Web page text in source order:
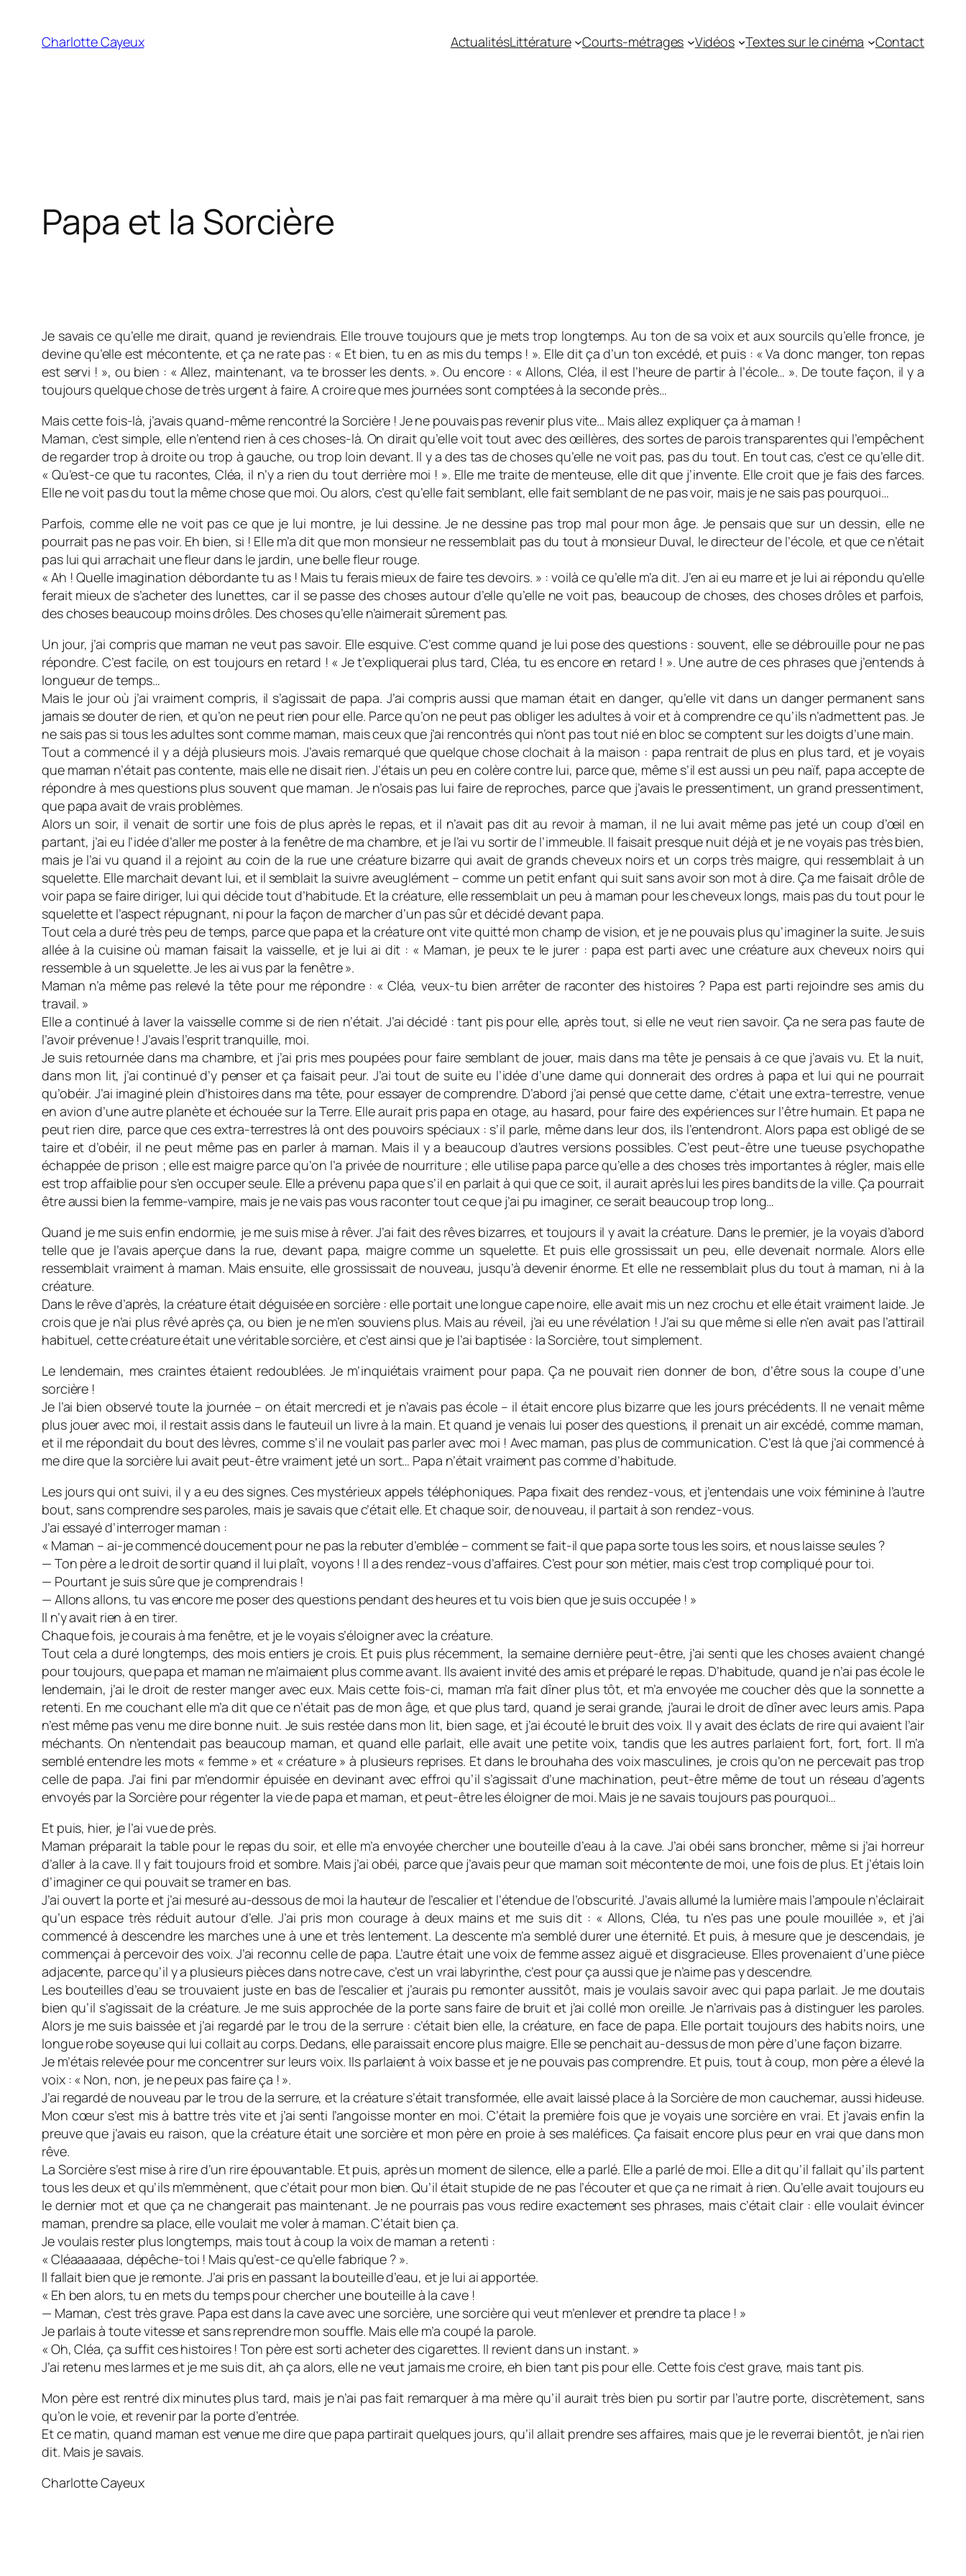
Charlotte Cayeux ActualitésLittérature Courts-métrages Vidéos Textes sur le cinéma Contact
Papa et la Sorcière
Je savais ce qu’elle me dirait, quand je reviendrais. Elle trouve toujours que je mets trop longtemps. Au ton de sa voix et aux sourcils qu’elle fronce, je
devine qu’elle est mécontente, et ça ne rate pas : « Et bien, tu en as mis du temps ! ». Elle dit ça d’un ton excédé, et puis : « Va donc manger, ton repas
est servi ! », ou bien : « Allez, maintenant, va te brosser les dents. ». Ou encore : « Allons, Cléa, il est l’heure de partir à l’école… ». De toute façon, il y a
toujours quelque chose de très urgent à faire. A croire que mes journées sont comptées à la seconde près…
Mais cette fois-là, j’avais quand-même rencontré la Sorcière ! Je ne pouvais pas revenir plus vite… Mais allez expliquer ça à maman !
Maman, c’est simple, elle n’entend rien à ces choses-là. On dirait qu’elle voit tout avec des œillères, des sortes de parois transparentes qui l’empêchent
de regarder trop à droite ou trop à gauche, ou trop loin devant. Il y a des tas de choses qu’elle ne voit pas, pas du tout. En tout cas, c’est ce qu’elle dit.
« Qu’est-ce que tu racontes, Cléa, il n’y a rien du tout derrière moi ! ». Elle me traite de menteuse, elle dit que j’invente. Elle croit que je fais des farces.
Elle ne voit pas du tout la même chose que moi. Ou alors, c’est qu’elle fait semblant, elle fait semblant de ne pas voir, mais je ne sais pas pourquoi…
Parfois, comme elle ne voit pas ce que je lui montre, je lui dessine. Je ne dessine pas trop mal pour mon âge. Je pensais que sur un dessin, elle ne
pourrait pas ne pas voir. Eh bien, si ! Elle m’a dit que mon monsieur ne ressemblait pas du tout à monsieur Duval, le directeur de l’école, et que ce n’était
pas lui qui arrachait une fleur dans le jardin, une belle fleur rouge.
« Ah ! Quelle imagination débordante tu as ! Mais tu ferais mieux de faire tes devoirs. » : voilà ce qu’elle m’a dit. J’en ai eu marre et je lui ai répondu qu’elle
ferait mieux de s’acheter des lunettes, car il se passe des choses autour d’elle qu’elle ne voit pas, beaucoup de choses, des choses drôles et parfois,
des choses beaucoup moins drôles. Des choses qu’elle n’aimerait sûrement pas.
Un jour, j’ai compris que maman ne veut pas savoir. Elle esquive. C’est comme quand je lui pose des questions : souvent, elle se débrouille pour ne pas
répondre. C’est facile, on est toujours en retard ! « Je t’expliquerai plus tard, Cléa, tu es encore en retard ! ». Une autre de ces phrases que j’entends à
longueur de temps…
Mais le jour où j’ai vraiment compris, il s’agissait de papa. J’ai compris aussi que maman était en danger, qu’elle vit dans un danger permanent sans
jamais se douter de rien, et qu’on ne peut rien pour elle. Parce qu’on ne peut pas obliger les adultes à voir et à comprendre ce qu’ils n’admettent pas. Je
ne sais pas si tous les adultes sont comme maman, mais ceux que j’ai rencontrés qui n’ont pas tout nié en bloc se comptent sur les doigts d’une main.
Tout a commencé il y a déjà plusieurs mois. J’avais remarqué que quelque chose clochait à la maison : papa rentrait de plus en plus tard, et je voyais
que maman n’était pas contente, mais elle ne disait rien. J’étais un peu en colère contre lui, parce que, même s’il est aussi un peu naïf, papa accepte de
répondre à mes questions plus souvent que maman. Je n’osais pas lui faire de reproches, parce que j’avais le pressentiment, un grand pressentiment,
que papa avait de vrais problèmes.
Alors un soir, il venait de sortir une fois de plus après le repas, et il n’avait pas dit au revoir à maman, il ne lui avait même pas jeté un coup d’œil en
partant, j’ai eu l’idée d’aller me poster à la fenêtre de ma chambre, et je l’ai vu sortir de l’immeuble. Il faisait presque nuit déjà et je ne voyais pas très bien,
mais je l’ai vu quand il a rejoint au coin de la rue une créature bizarre qui avait de grands cheveux noirs et un corps très maigre, qui ressemblait à un
squelette. Elle marchait devant lui, et il semblait la suivre aveuglément – comme un petit enfant qui suit sans avoir son mot à dire. Ça me faisait drôle de
voir papa se faire diriger, lui qui décide tout d’habitude. Et la créature, elle ressemblait un peu à maman pour les cheveux longs, mais pas du tout pour le
squelette et l’aspect répugnant, ni pour la façon de marcher d’un pas sûr et décidé devant papa.
Tout cela a duré très peu de temps, parce que papa et la créature ont vite quitté mon champ de vision, et je ne pouvais plus qu’imaginer la suite. Je suis
allée à la cuisine où maman faisait la vaisselle, et je lui ai dit : « Maman, je peux te le jurer : papa est parti avec une créature aux cheveux noirs qui
ressemble à un squelette. Je les ai vus par la fenêtre ».
Maman n’a même pas relevé la tête pour me répondre : « Cléa, veux-tu bien arrêter de raconter des histoires ? Papa est parti rejoindre ses amis du
travail. »
Elle a continué à laver la vaisselle comme si de rien n’était. J’ai décidé : tant pis pour elle, après tout, si elle ne veut rien savoir. Ça ne sera pas faute de
l’avoir prévenue ! J’avais l’esprit tranquille, moi.
Je suis retournée dans ma chambre, et j’ai pris mes poupées pour faire semblant de jouer, mais dans ma tête je pensais à ce que j’avais vu. Et la nuit,
dans mon lit, j’ai continué d’y penser et ça faisait peur. J’ai tout de suite eu l’idée d’une dame qui donnerait des ordres à papa et lui qui ne pourrait
qu’obéir. J’ai imaginé plein d’histoires dans ma tête, pour essayer de comprendre. D’abord j’ai pensé que cette dame, c’était une extra-terrestre, venue
en avion d’une autre planète et échouée sur la Terre. Elle aurait pris papa en otage, au hasard, pour faire des expériences sur l’être humain. Et papa ne
peut rien dire, parce que ces extra-terrestres là ont des pouvoirs spéciaux : s’il parle, même dans leur dos, ils l’entendront. Alors papa est obligé de se
taire et d’obéir, il ne peut même pas en parler à maman. Mais il y a beaucoup d’autres versions possibles. C’est peut-être une tueuse psychopathe
échappée de prison ; elle est maigre parce qu’on l’a privée de nourriture ; elle utilise papa parce qu’elle a des choses très importantes à régler, mais elle
est trop affaiblie pour s’en occuper seule. Elle a prévenu papa que s’il en parlait à qui que ce soit, il aurait après lui les pires bandits de la ville. Ça pourrait
être aussi bien la femme-vampire, mais je ne vais pas vous raconter tout ce que j’ai pu imaginer, ce serait beaucoup trop long…
Quand je me suis enfin endormie, je me suis mise à rêver. J’ai fait des rêves bizarres, et toujours il y avait la créature. Dans le premier, je la voyais d’abord
telle que je l’avais aperçue dans la rue, devant papa, maigre comme un squelette. Et puis elle grossissait un peu, elle devenait normale. Alors elle
ressemblait vraiment à maman. Mais ensuite, elle grossissait de nouveau, jusqu’à devenir énorme. Et elle ne ressemblait plus du tout à maman, ni à la
créature.
Dans le rêve d’après, la créature était déguisée en sorcière : elle portait une longue cape noire, elle avait mis un nez crochu et elle était vraiment laide. Je
crois que je n’ai plus rêvé après ça, ou bien je ne m’en souviens plus. Mais au réveil, j’ai eu une révélation ! J’ai su que même si elle n’en avait pas l’attirail
habituel, cette créature était une véritable sorcière, et c’est ainsi que je l’ai baptisée : la Sorcière, tout simplement.
Le lendemain, mes craintes étaient redoublées. Je m’inquiétais vraiment pour papa. Ça ne pouvait rien donner de bon, d’être sous la coupe d’une
sorcière !
Je l’ai bien observé toute la journée – on était mercredi et je n’avais pas école – il était encore plus bizarre que les jours précédents. Il ne venait même
plus jouer avec moi, il restait assis dans le fauteuil un livre à la main. Et quand je venais lui poser des questions, il prenait un air excédé, comme maman,
et il me répondait du bout des lèvres, comme s’il ne voulait pas parler avec moi ! Avec maman, pas plus de communication. C’est là que j’ai commencé à
me dire que la sorcière lui avait peut-être vraiment jeté un sort… Papa n’était vraiment pas comme d’habitude.
Les jours qui ont suivi, il y a eu des signes. Ces mystérieux appels téléphoniques. Papa fixait des rendez-vous, et j’entendais une voix féminine à l’autre
bout, sans comprendre ses paroles, mais je savais que c’était elle. Et chaque soir, de nouveau, il partait à son rendez-vous.
J’ai essayé d’interroger maman :
« Maman – ai-je commencé doucement pour ne pas la rebuter d’emblée – comment se fait-il que papa sorte tous les soirs, et nous laisse seules ?
— Ton père a le droit de sortir quand il lui plaît, voyons ! Il a des rendez-vous d’affaires. C’est pour son métier, mais c’est trop compliqué pour toi.
— Pourtant je suis sûre que je comprendrais !
— Allons allons, tu vas encore me poser des questions pendant des heures et tu vois bien que je suis occupée ! »
Il n’y avait rien à en tirer.
Chaque fois, je courais à ma fenêtre, et je le voyais s’éloigner avec la créature.
Tout cela a duré longtemps, des mois entiers je crois. Et puis plus récemment, la semaine dernière peut-être, j’ai senti que les choses avaient changé
pour toujours, que papa et maman ne m’aimaient plus comme avant. Ils avaient invité des amis et préparé le repas. D’habitude, quand je n’ai pas école le
lendemain, j’ai le droit de rester manger avec eux. Mais cette fois-ci, maman m’a fait dîner plus tôt, et m’a envoyée me coucher dès que la sonnette a
retenti. En me couchant elle m’a dit que ce n’était pas de mon âge, et que plus tard, quand je serai grande, j’aurai le droit de dîner avec leurs amis. Papa
n’est même pas venu me dire bonne nuit. Je suis restée dans mon lit, bien sage, et j’ai écouté le bruit des voix. Il y avait des éclats de rire qui avaient l’air
méchants. On n’entendait pas beaucoup maman, et quand elle parlait, elle avait une petite voix, tandis que les autres parlaient fort, fort, fort. Il m’a
semblé entendre les mots « femme » et « créature » à plusieurs reprises. Et dans le brouhaha des voix masculines, je crois qu’on ne percevait pas trop
celle de papa. J’ai fini par m’endormir épuisée en devinant avec effroi qu’il s’agissait d’une machination, peut-être même de tout un réseau d’agents
envoyés par la Sorcière pour régenter la vie de papa et maman, et peut-être les éloigner de moi. Mais je ne savais toujours pas pourquoi…
Et puis, hier, je l’ai vue de près.
Maman préparait la table pour le repas du soir, et elle m’a envoyée chercher une bouteille d’eau à la cave. J’ai obéi sans broncher, même si j’ai horreur
d’aller à la cave. Il y fait toujours froid et sombre. Mais j’ai obéi, parce que j’avais peur que maman soit mécontente de moi, une fois de plus. Et j’étais loin
d’imaginer ce qui pouvait se tramer en bas.
J’ai ouvert la porte et j’ai mesuré au-dessous de moi la hauteur de l’escalier et l’étendue de l’obscurité. J’avais allumé la lumière mais l’ampoule n’éclairait
qu’un espace très réduit autour d’elle. J’ai pris mon courage à deux mains et me suis dit : « Allons, Cléa, tu n’es pas une poule mouillée », et j’ai
commencé à descendre les marches une à une et très lentement. La descente m’a semblé durer une éternité. Et puis, à mesure que je descendais, je
commençai à percevoir des voix. J’ai reconnu celle de papa. L’autre était une voix de femme assez aiguë et disgracieuse. Elles provenaient d’une pièce
adjacente, parce qu’il y a plusieurs pièces dans notre cave, c’est un vrai labyrinthe, c’est pour ça aussi que je n’aime pas y descendre.
Les bouteilles d’eau se trouvaient juste en bas de l’escalier et j’aurais pu remonter aussitôt, mais je voulais savoir avec qui papa parlait. Je me doutais
bien qu’il s’agissait de la créature. Je me suis approchée de la porte sans faire de bruit et j’ai collé mon oreille. Je n’arrivais pas à distinguer les paroles.
Alors je me suis baissée et j’ai regardé par le trou de la serrure : c’était bien elle, la créature, en face de papa. Elle portait toujours des habits noirs, une
longue robe soyeuse qui lui collait au corps. Dedans, elle paraissait encore plus maigre. Elle se penchait au-dessus de mon père d’une façon bizarre.
Je m’étais relevée pour me concentrer sur leurs voix. Ils parlaient à voix basse et je ne pouvais pas comprendre. Et puis, tout à coup, mon père a élevé la
voix : « Non, non, je ne peux pas faire ça ! ».
J’ai regardé de nouveau par le trou de la serrure, et la créature s’était transformée, elle avait laissé place à la Sorcière de mon cauchemar, aussi hideuse.
Mon cœur s’est mis à battre très vite et j’ai senti l’angoisse monter en moi. C’était la première fois que je voyais une sorcière en vrai. Et j’avais enfin la
preuve que j’avais eu raison, que la créature était une sorcière et mon père en proie à ses maléfices. Ça faisait encore plus peur en vrai que dans mon
rêve.
La Sorcière s’est mise à rire d’un rire épouvantable. Et puis, après un moment de silence, elle a parlé. Elle a parlé de moi. Elle a dit qu’il fallait qu’ils partent
tous les deux et qu’ils m’emmènent, que c’était pour mon bien. Qu’il était stupide de ne pas l’écouter et que ça ne rimait à rien. Qu’elle avait toujours eu
le dernier mot et que ça ne changerait pas maintenant. Je ne pourrais pas vous redire exactement ses phrases, mais c’était clair : elle voulait évincer
maman, prendre sa place, elle voulait me voler à maman. C’était bien ça.
Je voulais rester plus longtemps, mais tout à coup la voix de maman a retenti :
« Cléaaaaaaa, dépêche-toi ! Mais qu’est-ce qu’elle fabrique ? ».
Il fallait bien que je remonte. J’ai pris en passant la bouteille d’eau, et je lui ai apportée.
« Eh ben alors, tu en mets du temps pour chercher une bouteille à la cave !
— Maman, c’est très grave. Papa est dans la cave avec une sorcière, une sorcière qui veut m’enlever et prendre ta place ! »
Je parlais à toute vitesse et sans reprendre mon souffle. Mais elle m’a coupé la parole.
« Oh, Cléa, ça suffit ces histoires ! Ton père est sorti acheter des cigarettes. Il revient dans un instant. »
J’ai retenu mes larmes et je me suis dit, ah ça alors, elle ne veut jamais me croire, eh bien tant pis pour elle. Cette fois c’est grave, mais tant pis.
Mon père est rentré dix minutes plus tard, mais je n’ai pas fait remarquer à ma mère qu’il aurait très bien pu sortir par l’autre porte, discrètement, sans
qu’on le voie, et revenir par la porte d’entrée.
Et ce matin, quand maman est venue me dire que papa partirait quelques jours, qu’il allait prendre ses affaires, mais que je le reverrai bientôt, je n’ai rien
dit. Mais je savais.
Charlotte Cayeux